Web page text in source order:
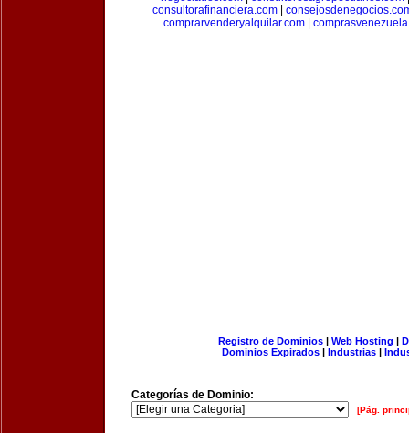
consultorafinanciera.com|
comprarvenderyalquilar.com|
Registro de Dominios| Web Hosting |
Dominios Expirados | Industrias |
Categorías de Dominio:
[Pág.